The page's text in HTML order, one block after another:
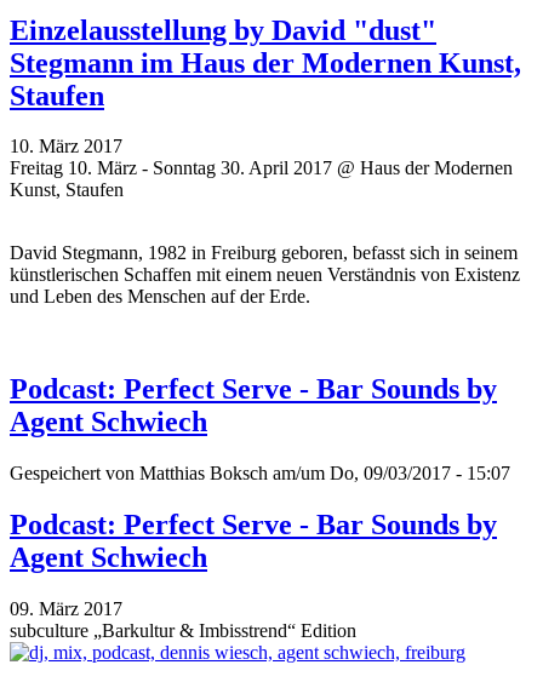
Einzelausstellung by David "dust"
Stegmann im Haus der Modernen Kunst,
Staufen
10. März 2017
Freitag 10. März - Sonntag 30. April 2017 @ Haus der Modernen
Kunst, Staufen
David Stegmann, 1982 in Freiburg geboren, befasst sich in seinem
künstlerischen Schaffen mit einem neuen Verständnis von Existenz
und Leben des Menschen auf der Erde.
Podcast: Perfect Serve - Bar Sounds by
Agent Schwiech
Gespeichert von Matthias Boksch am/um Do, 09/03/2017 - 15:07
Podcast: Perfect Serve - Bar Sounds by
Agent Schwiech
09. März 2017
subculture „Barkultur & Imbisstrend“ Edition